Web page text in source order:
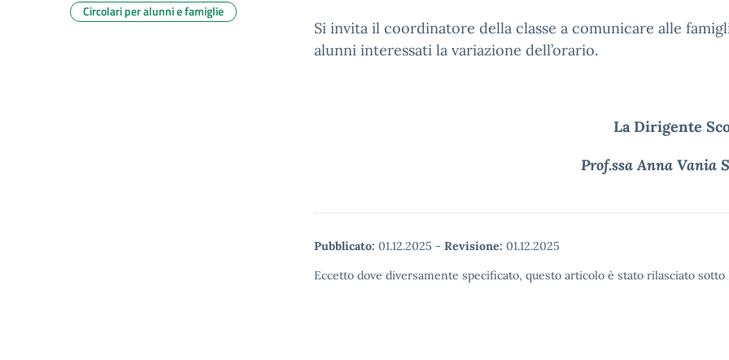
Si invita il coordinatore della classe a comunicare alle
alunni interessati la variazione dell’orario.
La Dirigente
Prof.ssa Anna Vania
Pubblicato: 01.12.2025 - Revisione: 01.12.2025
Eccetto dove diversamente specificato, questo articolo è stato rilasciato
Circolari per alunni e famiglie